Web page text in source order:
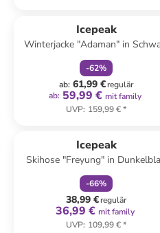
Icepeak
Winterjacke "Adaman" in
-62%
ab: 61,99 €regulär
ab: 59,99 € mit family
UVP: 159,99 €*
Icepeak
Skihose "Freyung" in
-66%
38,99 €regulär
36,99 € mit family
UVP: 109,99 €*